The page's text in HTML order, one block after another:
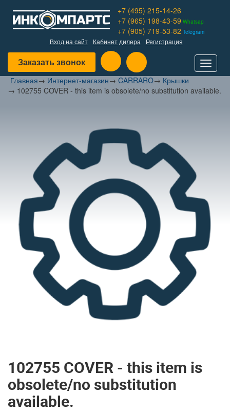
+7 (495) 215-14-26
+7 (965) 198-43-59 Whatsap
+7 (905) 719-53-82 Telegram
Вход на сайт Кабинет дилера Регистрация
Заказать звонок
Toggle
Главная→ Интернет-магазин→ CARRARO→ Крышки
→ 102755 COVER - this item is obsolete/no substitution available.
102755 COVER - this item is
obsolete/no substitution
available.